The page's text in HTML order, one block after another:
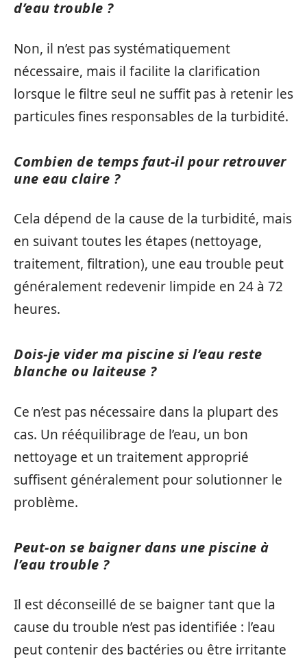
d’eau trouble ?
Non, il n’est pas systématiquement
nécessaire, mais il facilite la clarification
lorsque le filtre seul ne suffit pas à retenir les
particules fines responsables de la turbidité.
Combien de temps faut-il pour retrouver
une eau claire ?
Cela dépend de la cause de la turbidité, mais
en suivant toutes les étapes (nettoyage,
traitement, filtration), une eau trouble peut
généralement redevenir limpide en 24 à 72
heures.
Dois-je vider ma piscine si l’eau reste
blanche ou laiteuse ?
Ce n’est pas nécessaire dans la plupart des
cas. Un rééquilibrage de l’eau, un bon
nettoyage et un traitement approprié
suffisent généralement pour solutionner le
problème.
Peut-on se baigner dans une piscine à
l’eau trouble ?
Il est déconseillé de se baigner tant que la
cause du trouble n’est pas identifiée : l’eau
peut contenir des bactéries ou être irritante